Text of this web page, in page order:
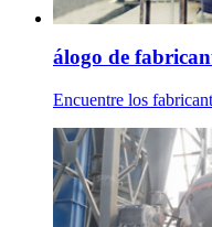
álogo de
Encuentre los